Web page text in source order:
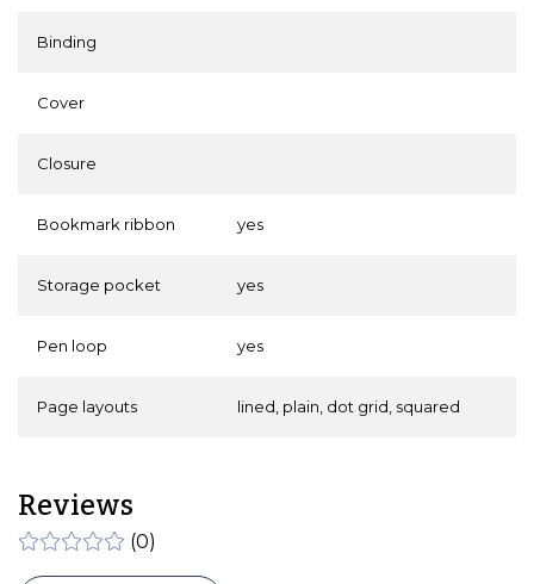
Binding
Cover
Closure
Bookmark ribbon yes
Storage pocket yes
Pen loop yes
Page layouts lined, plain, dot grid, squared
Reviews
(0)